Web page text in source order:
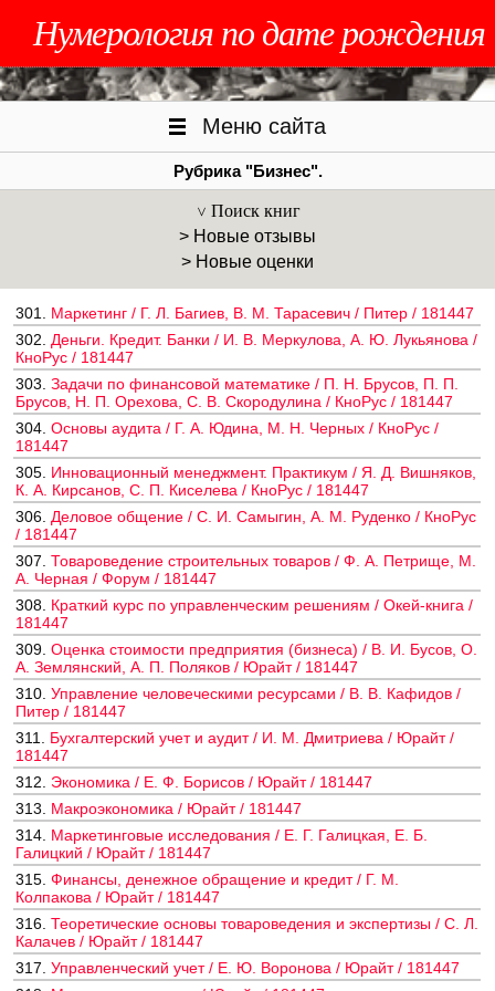
Нумерология по дате рождения
Меню сайта
Рубрика "Бизнес".
Поиск книг
> Новые отзывы
> Новые оценки
301. Маркетинг / Г. Л. Багиев, В. М. Тарасевич / Питер / 181447
302. Деньги. Кредит. Банки / И. В. Меркулова, А. Ю. Лукьянова /
КноРус / 181447
303. Задачи по финансовой математике / П. Н. Брусов, П. П.
Брусов, Н. П. Орехова, С. В. Скородулина / КноРус / 181447
304. Основы аудита / Г. А. Юдина, М. Н. Черных / КноРус /
181447
305. Инновационный менеджмент. Практикум / Я. Д. Вишняков,
К. А. Кирсанов, С. П. Киселева / КноРус / 181447
306. Деловое общение / С. И. Самыгин, А. М. Руденко / КноРус
/ 181447
307. Товароведение строительных товаров / Ф. А. Петрище, М.
А. Черная / Форум / 181447
308. Краткий курс по управленческим решениям / Окей-книга /
181447
309. Оценка стоимости предприятия (бизнеса) / В. И. Бусов, О.
А. Землянский, А. П. Поляков / Юрайт / 181447
310. Управление человеческими ресурсами / В. В. Кафидов /
Питер / 181447
311. Бухгалтерский учет и аудит / И. М. Дмитриева / Юрайт /
181447
312. Экономика / Е. Ф. Борисов / Юрайт / 181447
313. Макроэкономика / Юрайт / 181447
314. Маркетинговые исследования / Е. Г. Галицкая, Е. Б.
Галицкий / Юрайт / 181447
315. Финансы, денежное обращение и кредит / Г. М.
Колпакова / Юрайт / 181447
316. Теоретические основы товароведения и экспертизы / С. Л.
Калачев / Юрайт / 181447
317. Управленческий учет / Е. Ю. Воронова / Юрайт / 181447